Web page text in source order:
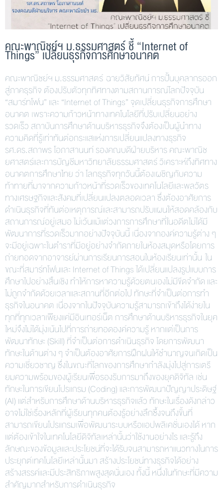
คณะพาณิชย์ฯ ม.ธรรมศาสตร์ ชี้ “Internet of
Things” เปลี่ยนธุรกิจการศึกษาอนาคต
คณะพาณิชย์ฯ ม.ธรรมศาสตร์ ฉายวิสัยทัศน์ การปั้นบุคลากรออก
สู่ภาคธุรกิจ ต้องปรับตัวทุกทิศทางตามสถานการณ์โลกปัจจุบัน
“สมาร์ทโฟน” และ “Internet of Things” จุดเปลี่ยนธุรกิจการศึกษา
อนาคต เพราะความก้าวหน้าทางเทคโนโลยีที่ปรับเปลี่ยนอย่าง
รวดเร็ว สถาบันการศึกษาด้านบริหารธุรกิจจึงต้องเป็นผู้นำทาง
ความคิดที่รู้เท่าทันต่อกระแสแห่งการเปลี่ยนแปลงทางธุรกิจ
รศ.ดร.สถาพร โอภาสานนท์ รองคณบดีฝ่ายบริหาร คณะพาณิช
ยศาสตร์และการบัญชีมหาวิทยาลัยธรรมศาสตร์ วิเคราะห์ถึงทิศทาง
อนาคตการศึกษาไทย ว่า โลกธุรกิจทุกวันนี้ต้องเผชิญกับความ
ท้าทายที่มาจากความก้าวหน้าที่รวดเร็วของเทคโนโลยีและพลวัตร
ทางเศรษฐกิจและสังคมที่เปลี่ยนแปลงตลอดเวลา ซึ่งต้องอาศัยการ
ดำเนินธุรกิจที่ทันต่อเหตุการณ์และสามารถปรับแผนให้สอดคล้องกับ
สถานการณ์อยู่เสมอ ไม่เว้นแม้แต่วงการการศึกษาที่ในอดีตไม่ได้มี
พัฒนาการที่รวดเร็วมากอย่างปัจจุบันนี้ เนื่องจากองค์ความรู้ต่าง ๆ
จะมีอยู่เฉพาะในตำราที่มีอยู่อย่างจำกัดภายในห้องสมุดหรือโดยการ
ถ่ายทอดจากอาจารย์ผ่านการเรียนการสอนในห้องเรียนเท่านั้น ใน
ขณะที่สมาร์ทโฟนและ Internet of Things ได้เปลี่ยนแปลงรูปแบบการ
ศึกษาไปอย่างสิ้นเชิง ทำให้การหาความรู้ด้วยตนเองไม่มีขีดจำกัด และ
ไม่ถูกจำกัดด้วยเวลาและสถานที่อีกต่อไป ทักษะที่จำเป็นต่อการทำ
ธุรกิจในอนาคต เนื่องจากในปัจจุบันความรู้สามารถเข้าถึงได้ง่ายใน
ทุกที่ทุกเวลาเพียงแค่มีอินเทอร์เน็ต การศึกษาด้านบริหารธุรกิจในยุค
ใหม่จึงไม่ได้มุ่งเน้นไปที่การถ่ายทอดองค์ความรู้ หากแต่เป็นการ
พัฒนาทักษะ (Skill) ที่จำเป็นต่อการดำเนินธุรกิจ โดยการพัฒนา
ทักษะในด้านต่าง ๆ จำเป็นต้องอาศัยการฝึกฝนให้ชำนาญจนเกิดเป็น
ความเชี่ยวชาญ ซึ่งในขณะที่โลกของการศึกษากำลังมุ่งไปสู่การเตรี
ยมความพร้อมของผู้เรียนเพื่อรองรับการมาถึงของยุคดิจิทัล เช่น
ทักษะในการเขียนโปรแกรม (Coding) และการพัฒนาปัญญาประดิษฐ์
(AI) แต่สำหรับการศึกษาด้านบริหารธุรกิจแล้ว ทักษะในเรื่องดังกล่าว
อาจไม่ใช่เรื่องหลักที่ผู้เรียนทุกคนต้องรู้อย่างลึกซึ้งจนถึงขั้นที่
สามารถเขียนโปรแกรมเพื่อพัฒนาระบบหรือแอปพลิเคชั่นเองได้ หาก
แต่ต้องเข้าใจในเทคโนโลยีดิจิทัลเหล่านั้นว่าใช้งานอย่างไร และรู้ถึง
ลักษณะของข้อมูลและประโยชน์ที่จะได้รับจนสามารถหาแนวทางในการ
ประยุกต์เทคโนโลยีเหล่านั้นมา สร้างประโยชน์ทางธุรกิจได้อย่าง
สร้างสรรค์และมีประสิทธิภาพสูงสุดนั่นเอง ทั้งนี้ หนึ่งในทักษะที่มีความ
สำคัญมากสำหรับการดำเนินธุรกิจ